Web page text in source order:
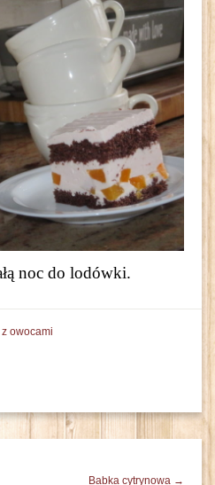
noc do lodówki.
owocami
Babka cytrynowa →